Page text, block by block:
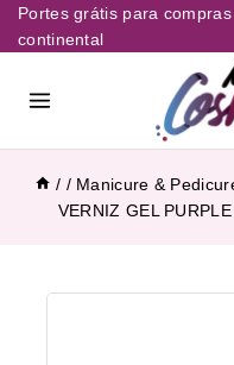
Portes grátis para
continental
/ / Manicure &
VERNIZ GEL